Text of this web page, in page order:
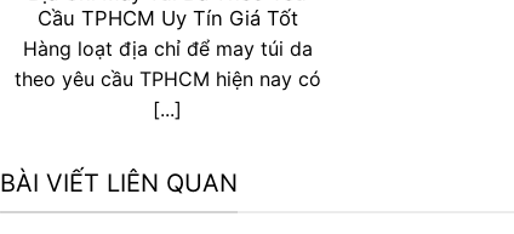
Cầu TPHCM Uy Tín Giá Tốt
Hàng loạt địa chỉ để may túi da
theo yêu cầu TPHCM hiện nay có
[...]
BÀI VIẾT LIÊN QUAN